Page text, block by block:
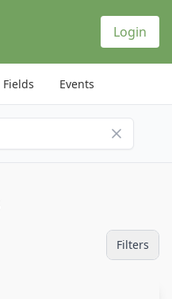
Login
Fields Events
Filters